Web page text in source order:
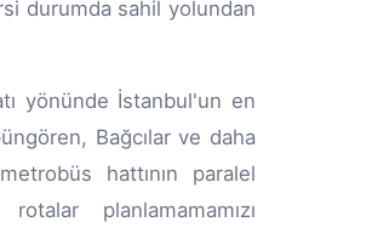
durumda sahil yolundan
yönünde İstanbul'un en
Bağcılar ve daha
hattının paralel
planlamamamızı